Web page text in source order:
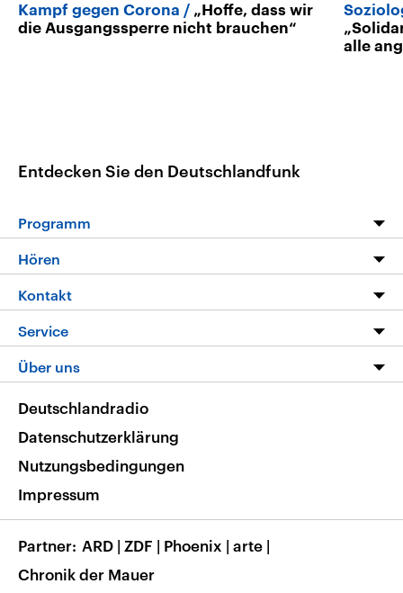
Kampf gegen Corona
„Hoffe, dass wir
die Ausgangssperre nicht brauchen“
alle
Entdecken Sie den Deutschlandfunk
Programm
Programm
Die Nachrichten
Nachrichtenleicht
Neue Beiträge auf dlf.de
Hören
Livestream
Podcasts
Deutschlandfunk App
Nachrichten App
Frequenzen
Kontakt
Hörerservice
Service
FAQ
Veranstaltungen
Musikliste
RSS
Über uns
Barrierefreiheit
Deutschlandradio
Datenschutzerklärung
Nutzungsbedingungen
Impressum
Partner ARD | ZDF | Phoenix | arte |
Chronik der Mauer